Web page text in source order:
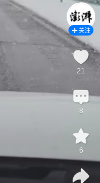
关注
21
8
6